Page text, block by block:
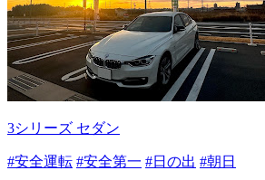
3シリーズ セダン
#安全運転 #安全第一 #日の出 #朝日